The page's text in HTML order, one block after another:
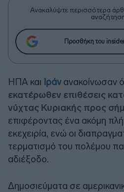
Ανακαλύψτε περισσότερα
Προσθήκη του
ΗΠΑ και Ιράνανακοίνωσαν
εκατέρωθεν επιθέσεις
νύχτας Κυριακής προς
επιφέροντας ένα ακόμη
εκεχειρία, ενώ οι
τερματισμό του πολέμου
αδιέξοδο.
Δημοσιεύματα σε